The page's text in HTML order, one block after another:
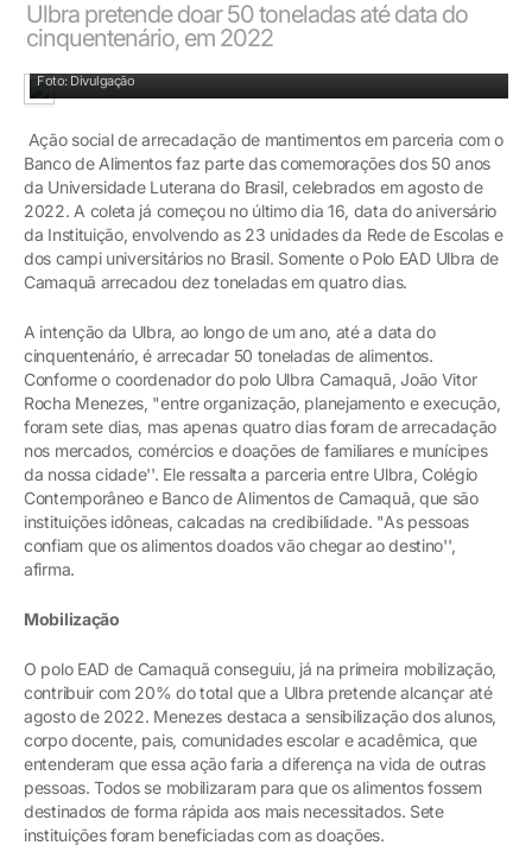
Ulbra pretende doar 50 toneladas até data do
cinquentenário, em 2022
Foto: Divulgação
Ação social de arrecadação de mantimentos em parceria com o
Banco de Alimentos faz parte das comemorações dos 50 anos
da Universidade Luterana do Brasil, celebrados em agosto de
2022. A coleta já começou no último dia 16, data do aniversário
da Instituição, envolvendo as 23 unidades da Rede de Escolas e
dos campi universitários no Brasil. Somente o Polo EAD Ulbra de
Camaquã arrecadou dez toneladas em quatro dias.
A intenção da Ulbra, ao longo de um ano, até a data do
cinquentenário, é arrecadar 50 toneladas de alimentos.
Conforme o coordenador do polo Ulbra Camaquã, João Vitor
Rocha Menezes, "entre organização, planejamento e execução,
foram sete dias, mas apenas quatro dias foram de arrecadação
nos mercados, comércios e doações de familiares e munícipes
da nossa cidade''. Ele ressalta a parceria entre Ulbra, Colégio
Contemporâneo e Banco de Alimentos de Camaquã, que são
instituições idôneas, calcadas na credibilidade. "As pessoas
confiam que os alimentos doados vão chegar ao destino'',
afirma.
Mobilização
O polo EAD de Camaquã conseguiu, já na primeira mobilização,
contribuir com 20% do total que a Ulbra pretende alcançar até
agosto de 2022. Menezes destaca a sensibilização dos alunos,
corpo docente, pais, comunidades escolar e acadêmica, que
entenderam que essa ação faria a diferença na vida de outras
pessoas. Todos se mobilizaram para que os alimentos fossem
destinados de forma rápida aos mais necessitados. Sete
instituições foram beneficiadas com as doações.